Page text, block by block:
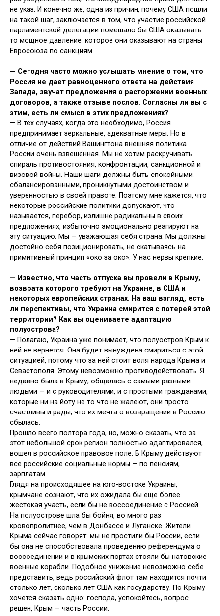
не указ. И конечно же, одна из причин, почему США пошли
на такой шаг, заключается в том, что участие российской
парламентской делегации помешало бы США оказывать
то мощное давление, которое они оказывают на страны
Евросоюза по санкциям.
— Сегодня часто можно услышать мнение о том, что
Россия не дает равноценного ответа на действия
Запада, звучат предложения о расторжении военных
договоров, а также отзыве послов. Согласны ли вы с
этим, есть ли смысл в этих предложениях?
— В тех случаях, когда это необходимо, Россия
предпринимает зеркальные, адекватные меры. Но в
отличие от действий Вашингтона внешняя политика
России очень взвешенная. Мы не хотим раскручивать
спираль противостояния, конфронтации, санкционной и
визовой войны. Наши шаги должны быть спокойными,
сбалансированными, проникнутыми достоинством и
уверенностью в своей правоте. Поэтому мне кажется, что
некоторые российские политики допускают, что
называется, перебор, излишне радикальны в своих
предложениях, избыточно эмоционально реагируют на
эту ситуацию. Мы — уважающая себя страна. Мы должны
достойно себя позиционировать, не скатываясь на
примитивный принцип «око за око». У нас нервы крепкие.
— Известно, что часть отпуска вы провели в Крыму,
возврата которого требуют на Украине, в США и
некоторых европейских странах. На ваш взгляд, есть
ли перспективы, что Украина смирится с потерей этой
территории? Как вы оцениваете адаптацию
полуострова?
— Полагаю, Украина уже понимает, что полуостров Крым к
ней не вернется. Она будет вынуждена смириться с этой
ситуацией, потому что за ней стоит воля народа Крыма и
Севастополя. Этому невозможно противодействовать. Я
недавно была в Крыму, общалась с самыми разными
людьми — и с руководителями, и с простыми гражданами,
которые ни на йоту не то что не жалеют, они просто
счастливы и рады, что их мечта о возвращении в Россию
сбылась.
Прошло всего полтора года, но, можно сказать, что за
этот небольшой срок регион полностью адаптировался,
вошел в российское правовое поле. В Крыму действуют
все российские социальные нормы — по пенсиям,
зарплатам.
Глядя на происходящее на юго-востоке Украины,
крымчане сознают, что их ожидала бы еще более
жестокая участь, если бы не воссоединение с Россией.
На полуострове шла бы бойня, во много раз
кровопролитнее, чем в Донбассе и Луганске. Жители
Крыма сейчас говорят: мы не простили бы России, если
бы она не способствовала проведению референдума о
воссоединении и в крымских портах стояли бы натовские
военные корабли. Подобное унижение невозможно себе
представить, ведь российский флот там находится почти
столько лет, сколько лет США как государству. По Крыму
хочется сказать одно: господа, успокойтесь, вопрос
решен, Крым — часть России.